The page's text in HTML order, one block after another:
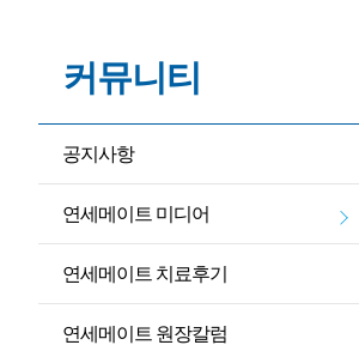
커뮤니티
공지사항
연세메이트 미디어
연세메이트 치료후기
연세메이트 원장칼럼